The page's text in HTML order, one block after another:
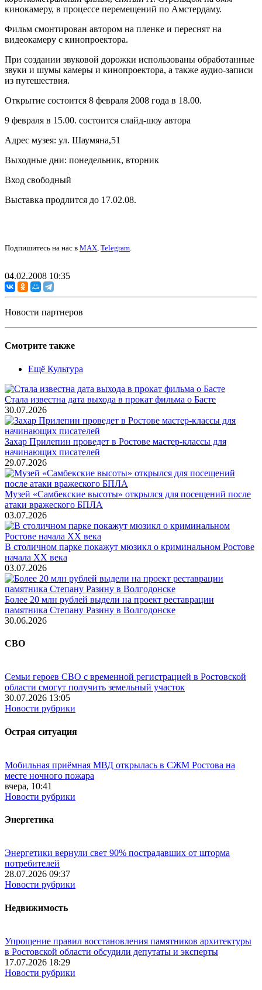
кинокамеру, в процессе перемещений по Амстердаму.
Фильм смонтирован автором на пленке и переснят на
видеокамеру с кинопроектора.
При создании звуковой дорожки использованы обработанные
звуки и шумы камеры и кинопроектора, а также аудио-записи
из путешествия.
Открытие состоится 8 февраля 2008 года в 18.00.
9 февраля в 15.00. состоится слайд-шоу автора
Адрес музея: ул. Шаумяна,51
Выходные дни: понедельник, вторник
Вход свободный
Выставка продлится до 17.02.08.
Подпишитесь на нас в MAX, Telegram.
04.02.2008 10:35
Новости партнеров
Смотрите также
Ещё Культура
Стала известна дата выхода в прокат фильма о Басте
30.07.2026
Захар Прилепин проведет в Ростове мастер-классы для
начинающих писателей
29.07.2026
Музей «Самбекские высоты» открылся для посещений после
атаки вражеского БПЛА
03.07.2026
В столичном парке покажут мюзикл о криминальном Ростове
начала ХХ века
03.07.2026
Более 20 млн рублей выдели на проект реставрации
памятника Степану Разину в Волгодонске
30.06.2026
СВО
Семьи героев СВО с временной регистрацией в Ростовской
области смогут получить земельный участок
30.07.2026 13:05
Новости рубрики
Острая ситуация
Мобильная приёмная МВД открылась в СЖМ Ростова на
месте ночного пожара
вчера, 10:41
Новости рубрики
Энергетика
Энергетики вернули свет 90% пострадавших от шторма
потребителей
28.07.2026 09:37
Новости рубрики
Недвижимость
Упрощение правил восстановления памятников архитектуры
в Ростовской области обсудили депутаты и эксперты
17.07.2026 18:29
Новости рубрики